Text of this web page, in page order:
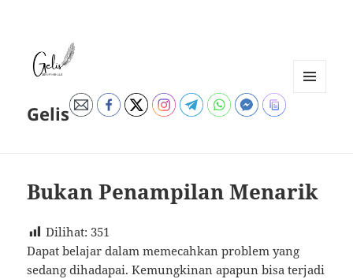
Gelis
Bukan Penampilan Menarik
Dilihat: 351
Dapat belajar dalam memecahkan problem yang
sedang dihadapai. Kemungkinan apapun bisa terjadi